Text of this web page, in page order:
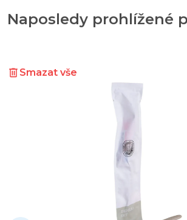
Naposledy prohlížené
Smazat vše